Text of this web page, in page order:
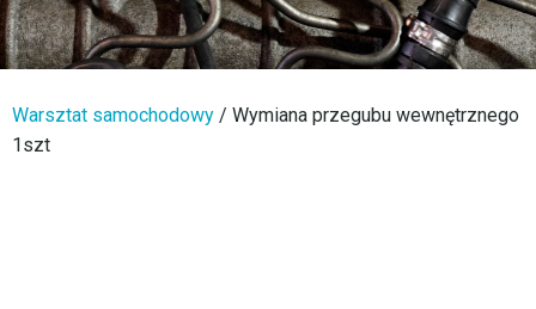
Warsztat samochodowy / Wymiana przegubu wewnętrznego
1szt